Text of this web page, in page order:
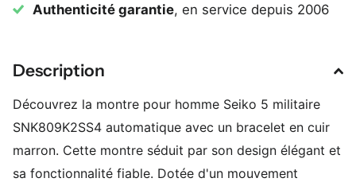
Authenticité garantie, en service depuis 2006
Description
Découvrez la montre pour homme Seiko 5 militaire
SNK809K2SS4 automatique avec un bracelet en cuir
marron. Cette montre séduit par son design élégant et
sa fonctionnalité fiable. Dotée d'un mouvement